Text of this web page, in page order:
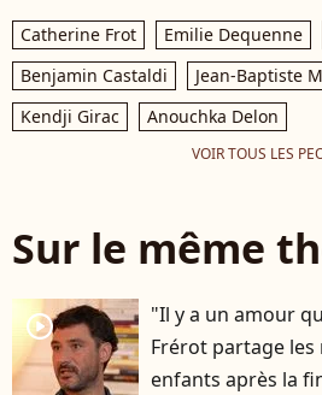
Catherine Frot Emilie Dequenne
Benjamin Castaldi
Jean-Baptiste
Kendji Girac
Anouchka Delon
VOIR TOUS LES
Sur le même
player2
"Il y a un amour
Frérot partage les
enfants après la